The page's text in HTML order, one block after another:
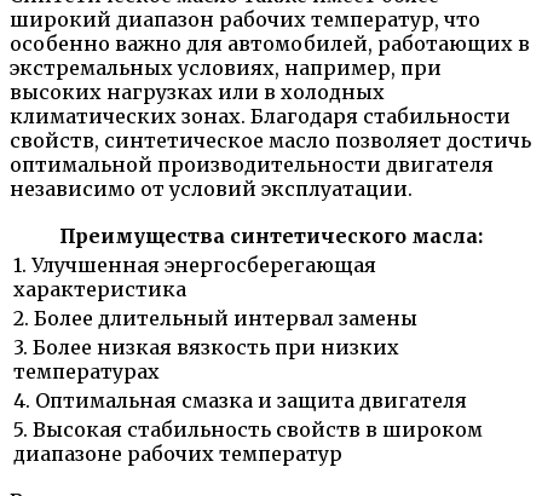
широкий диапазон рабочих температур, что
особенно важно для автомобилей, работающих в
экстремальных условиях, например, при
высоких нагрузках или в холодных
климатических зонах. Благодаря стабильности
свойств, синтетическое масло позволяет достичь
оптимальной производительности двигателя
независимо от условий эксплуатации.
Преимущества синтетического масла:
1. Улучшенная энергосберегающая
характеристика
2. Более длительный интервал замены
3. Более низкая вязкость при низких
температурах
4. Оптимальная смазка и защита двигателя
5. Высокая стабильность свойств в широком
диапазоне рабочих температур